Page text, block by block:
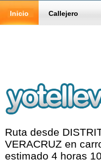
Inicio Callejero
Ruta desde
VERACRUZ en
estimado 4 horas